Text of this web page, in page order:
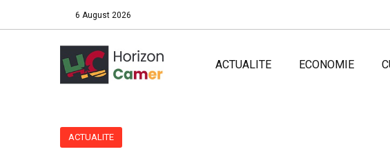
6 August 2026
ACTUALITE ECONOMIE
ACTUALITE